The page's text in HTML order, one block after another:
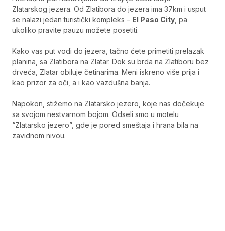
Zlatarskog jezera. Od Zlatibora do jezera ima 37km i usput
se nalazi jedan turistički kompleks – El Paso City , pa
ukoliko pravite pauzu možete posetiti.
Kako vas put vodi do jezera, tačno ćete primetiti prelazak
planina, sa Zlatibora na Zlatar. Dok su brda na Zlatiboru bez
drveća, Zlatar obiluje četinarima. Meni iskreno više prija i
kao prizor za oči, a i kao vazdušna banja.
Napokon, stižemo na Zlatarsko jezero, koje nas dočekuje
sa svojom nestvarnom bojom. Odseli smo u motelu
“Zlatarsko jezero”, gde je pored smeštaja i hrana bila na
zavidnom nivou.